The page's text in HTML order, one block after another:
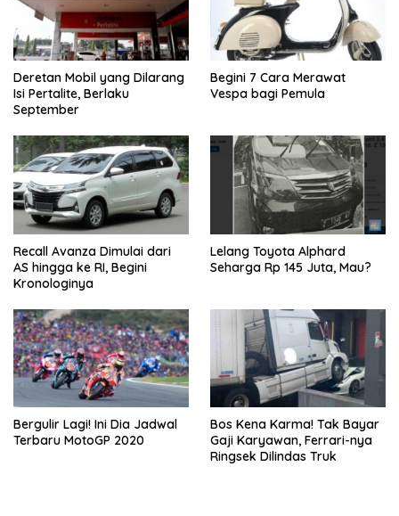
Deretan Mobil yang Dilarang
Isi Pertalite, Berlaku
September
Begini 7 Cara Merawat
Vespa bagi Pemula
Recall Avanza Dimulai dari
AS hingga ke RI, Begini
Kronologinya
Lelang Toyota Alphard
Seharga Rp 145 Juta, Mau?
Bergulir Lagi! Ini Dia Jadwal
Terbaru MotoGP 2020
Bos Kena Karma! Tak Bayar
Gaji Karyawan, Ferrari-nya
Ringsek Dilindas Truk